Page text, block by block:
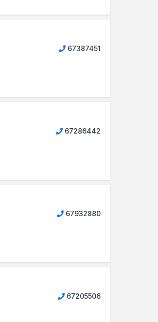
67387451
67286442
67932880
67205506